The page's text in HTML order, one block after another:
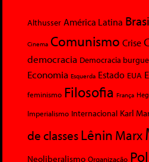
Althusser América Latina
Cinema Comunismo Crise
democracia Democracia
Economia Esquerda Estado EUA
feminismo Filosofia França
Imperialismo Internacional Karl
de classesLênin Marx
Neoliberalismo Organização